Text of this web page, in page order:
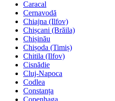
Caracal
Cernavodă
Chiajna (Ilfov)
Chișcani (Brăila)
Chișinău
Chișoda (Timiș)
Chitila (Ilfov)
Cisnădie
Cluj-Napoca
Codlea
Constanța
Copenhaga